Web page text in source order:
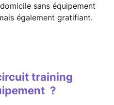
sans équipement
également gratifiant.
training
?